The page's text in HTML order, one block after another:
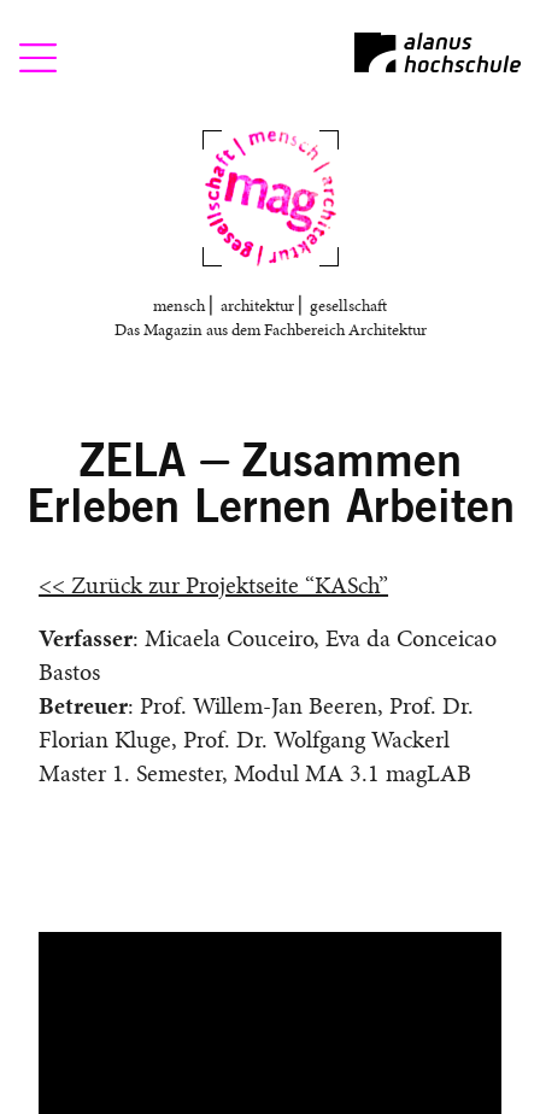
Mag
mensch ⎜ architektur ⎜ gesellschaft
Das Magazin aus dem Fachbereich Architektur
ZELA ⏤ Zusammen
Erleben Lernen Arbeiten
<< Zurück zur Projektseite “KASch”
Verfasser: Micaela Couceiro, Eva da Conceicao
Bastos
Betreuer: Prof. Willem-Jan Beeren, Prof. Dr.
Florian Kluge, Prof. Dr. Wolfgang Wackerl
Master 1. Semester, Modul MA 3.1 magLAB